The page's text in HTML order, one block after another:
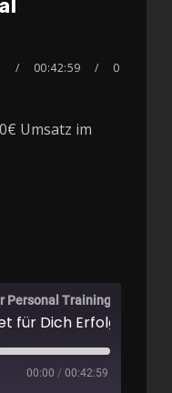
00:42:59
0
Umsatz im
Personal Training
00:00 / 00:42:59